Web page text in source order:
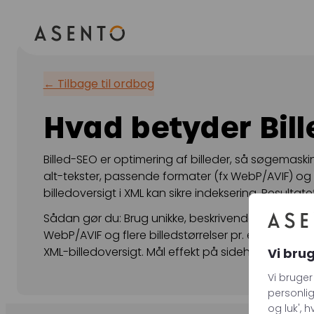
GEO
Programmatic SEO
FÅ KORTLAGT DIN AI SYNLIGHED
Snapchat
LinkedIn
Pinterest
← Tilbage til ordbog
Hvad betyder
Billed-SEO er optimering af billeder, så
alt-tekster, passende formater (fx WebP/AVIF)
billedoversigt i XML kan sikre indeksering.
Sådan gør du: Brug unikke, beskrivende
WebP/AVIF og flere billedstørrelser pr. enhed;
XML-billedoversigt. Mål effekt på sidehastighed
Vi
Vi
og luk',